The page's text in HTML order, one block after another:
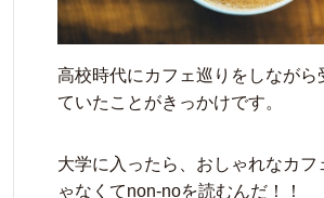
高校時代にカフェ巡りをしながら
ていたことがきっかけです。
大学に入ったら、おしゃれなカフ
ゃなくてnon-noを読むんだ！！